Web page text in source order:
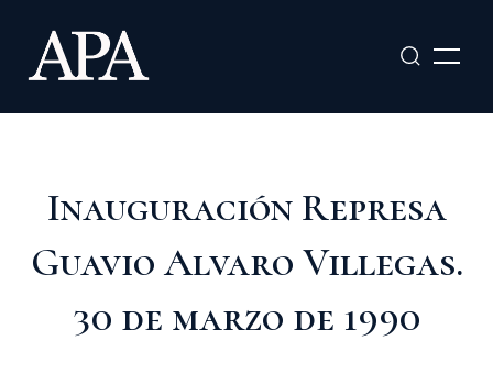
contenido
Inauguración Represa
Guavio Alvaro Villegas.
30 de marzo de 1990